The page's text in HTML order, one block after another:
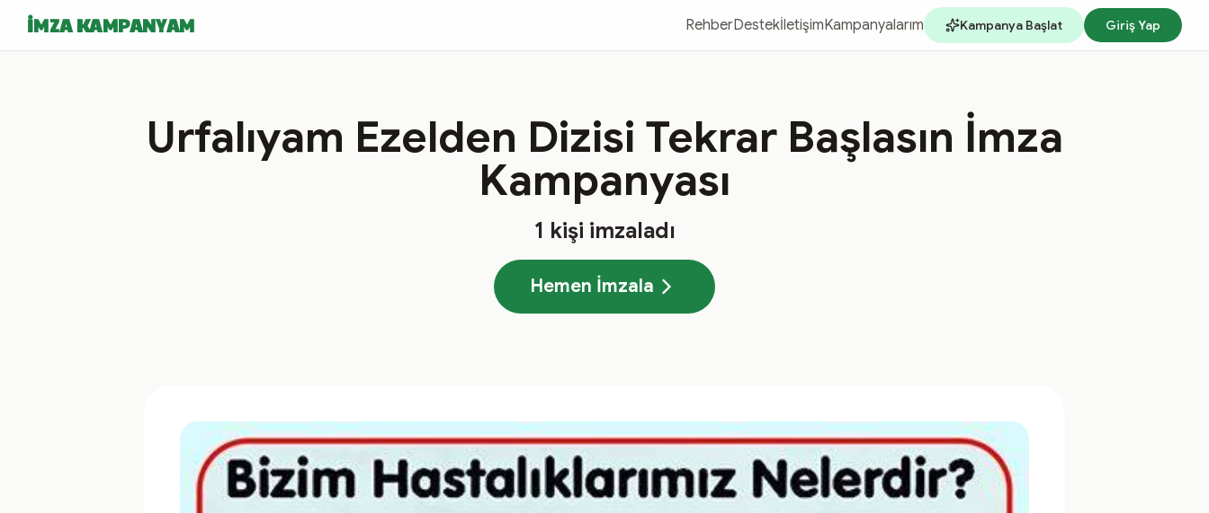
İMZA KAMPANYAM RehberDestekİletişimKampanyalarım Kampanya Başlat Giriş Yap
Urfalıyam Ezelden Dizisi Tekrar Başlasın İmza
Kampanyası
1 kişi imzaladı
Hemen İmzala